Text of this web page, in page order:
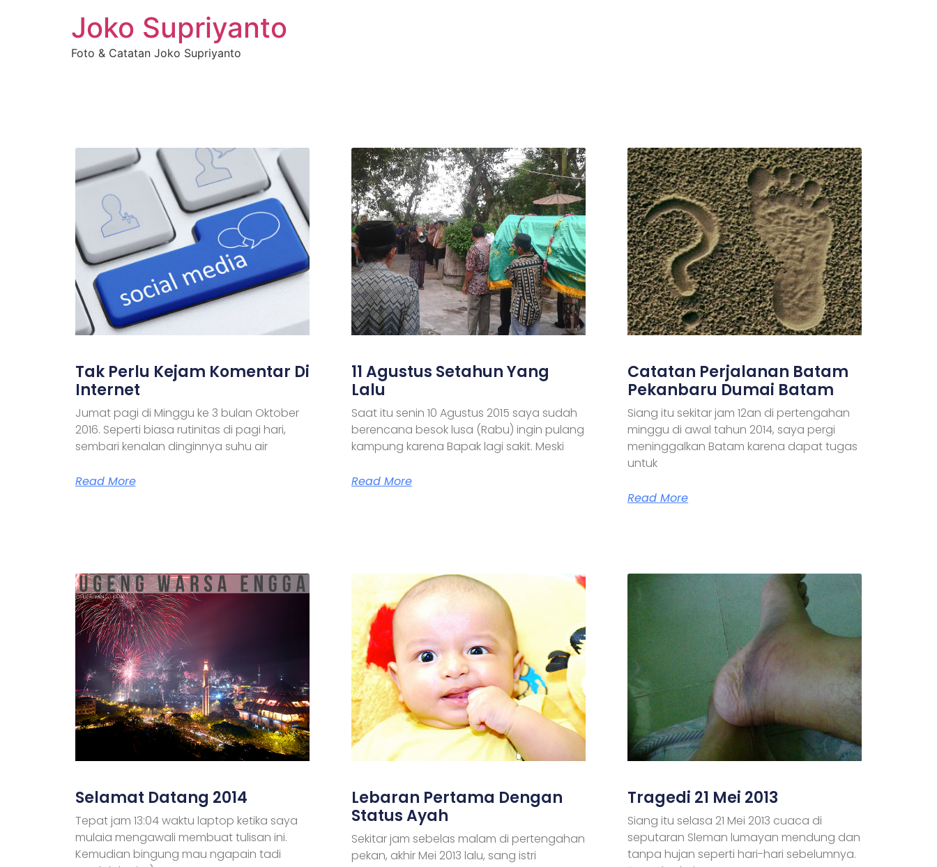
Joko Supriyanto
Foto & Catatan Joko Supriyanto
Tak Perlu Kejam Komentar Di
Internet
Jumat pagi di Minggu ke 3 bulan Oktober
2016. Seperti biasa rutinitas di pagi hari,
sembari kenalan dinginnya suhu air
Read More
11 Agustus Setahun Yang
Lalu
Saat itu senin 10 Agustus 2015 saya sudah
berencana besok lusa (Rabu) ingin pulang
kampung karena Bapak lagi sakit. Meski
Read More
Catatan Perjalanan Batam
Pekanbaru Dumai Batam
Siang itu sekitar jam 12an di pertengahan
minggu di awal tahun 2014, saya pergi
meninggalkan Batam karena dapat tugas
untuk
Read More
Selamat Datang 2014
Tepat jam 13:04 waktu laptop ketika saya
mulaia mengawali membuat tulisan ini.
Kemudian bingung mau ngapain tadi
Lebaran Pertama Dengan
Status Ayah
Sekitar jam sebelas malam di pertengahan
pekan, akhir Mei 2013 lalu, sang istri
Tragedi 21 Mei 2013
Siang itu selasa 21 Mei 2013 cuaca di
seputaran Sleman lumayan mendung dan
tanpa hujan seperti hari-hari sebelumnya.